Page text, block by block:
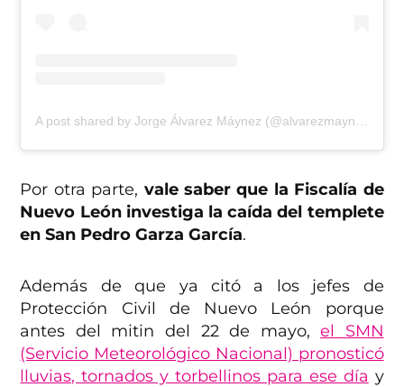
Por otra parte, vale saber que la Fiscalía de
Nuevo León investiga la caída del templete
en San Pedro Garza García.
Además de que ya citó a los jefes de
Protección Civil de Nuevo León porque
antes del mitin del 22 de mayo,el SMN
(Servicio Meteorológico Nacional) pronosticó
lluvias, tornados y torbellinos para ese día y